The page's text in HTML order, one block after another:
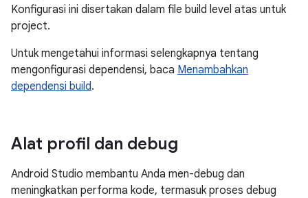
Konfigurasi ini disertakan dalam file build level atas untuk
project.
Untuk mengetahui informasi selengkapnya tentang
mengonfigurasi dependensi, baca Menambahkan
dependensi build.
Alat profil dan debug
Android Studio membantu Anda men-debug dan
meningkatkan performa kode, termasuk proses debug